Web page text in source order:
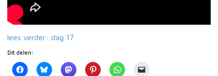
lees verder: dag 17
Dit delen: